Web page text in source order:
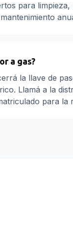
para
a gas?
la llave de
Llamá a la
para la